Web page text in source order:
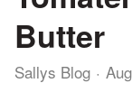
Butter
Sallys Blog